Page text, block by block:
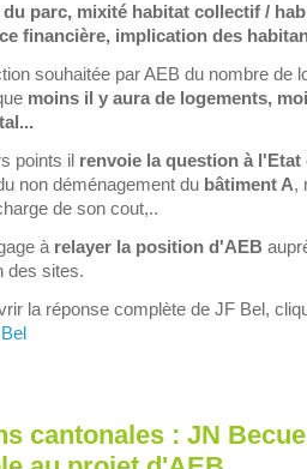
parc, mixité habitat collectif /
financière, implication des
souhaitée par AEB du nombre de
moins il y aura de logements,
points il renvoie la question à l'Etat
non déménagement du bâtiment A,
de son cout,..
à relayer la position d'AEB
des sites.
la réponse complète de JF Bel,
cantonales : JN